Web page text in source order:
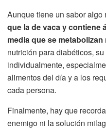
Aunque tiene un sabor algo
que la de vaca y contiene
media que se metabolizan
nutrición para diabéticos,
individualmente,
alimentos del día y a los
cada persona.
Finalmente, hay que
enemigo ni la solución